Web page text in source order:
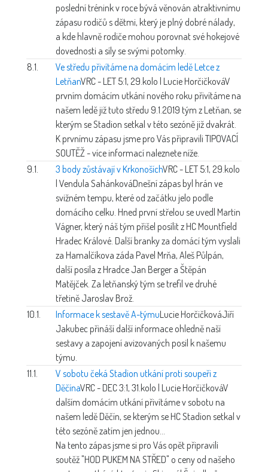
poslední trénink v roce bývá věnován atraktivnímu
zápasu rodičů s dětmi, který je plný dobré nálady,
a kde hlavně rodiče mohou porovnat své hokejové
dovednosti a síly se svými potomky.
8.1.
Ve středu přivítáme na domácím ledě Letce z
LetňanVRC - LET 5:1, 29.kolo | Lucie HorčičkováV
prvním domácím utkání nového roku přivítáme na
našem ledě již tuto středu 9.1.2019 tým z Letňan, se
kterým se Stadion setkal v této sezóně již dvakrát.
K prvnímu zápasu jsme pro Vás připravili TIPOVACÍ
SOUTĚŽ - více informací naleznete níže.
9.1.
3 body zůstávají v KrkonošíchVRC - LET 5:1, 29.kolo
| Vendula SahánkováDnešní zápas byl hrán ve
svižném tempu, které od začátku jelo podle
domácího celku. Hned první střelou se uvedl Martin
Vágner, který náš tým přišel posílit z HC Mountfield
Hradec Králové. Další branky za domácí tým vyslali
za Hamalčíkova záda Pavel Mrňa, Aleš Půlpán,
další posila z Hradce Jan Berger a Štěpán
Matějček. Za letňanský tým se trefil ve druhé
třetině Jaroslav Brož.
10.1.
Informace k sestavě A-týmuLucie HorčičkováJiří
Jakubec přináší další informace ohledně naší
sestavy a zapojení avizovaných posil k našemu
týmu.
11.1.
V sobotu čeká Stadion utkání proti soupeři z
DěčínaVRC - DEC 3:1, 31.kolo | Lucie HorčičkováV
dalším domácím utkání přivítáme v sobotu na
našem ledě Děčín, se kterým se HC Stadion setkal v
této sezóně zatím jen jednou...
Na tento zápas jsme si pro Vás opět připravili
soutěž "HOD PUKEM NA STŘED" o ceny od našeho